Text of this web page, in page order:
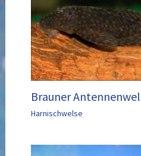
Brauner
Harnischwelse